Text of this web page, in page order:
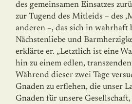
des gemeinsamen Einsatzes
zur Tugend des Mitleids – des
anderen –, das sich in wahrhaft
Nächstenliebe und
erklärte er. „Letztlich ist eine
hin zu einem edlen,
Während dieser zwei Tage
Gnaden zu erflehen, die unser
Gnaden für unsere